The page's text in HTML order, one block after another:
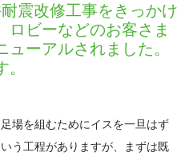
震改修工事をきっかけ
ロビーなどのお客さま
ーアルされました。
場を組むためにイスを一旦はず
う工程がありますが、まずは既